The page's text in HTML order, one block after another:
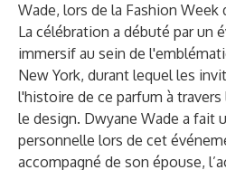
Wade, lors de la Fashion Week
La célébration a débuté par un
immersif au sein de
New York, durant lequel les
l'histoire de ce parfum à
le design. Dwyane Wade a fait
personnelle lors de cet
accompagné de son épouse,